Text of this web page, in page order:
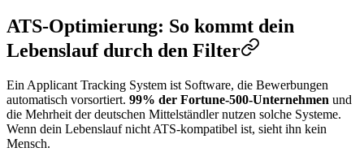
ATS-Optimierung: So kommt dein
Lebenslauf durch den Filter
Ein Applicant Tracking System ist Software, die Bewerbungen
automatisch vorsortiert. 99% der Fortune-500-Unternehmen und
die Mehrheit der deutschen Mittelständler nutzen solche Systeme.
Wenn dein Lebenslauf nicht ATS-kompatibel ist, sieht ihn kein
Mensch.